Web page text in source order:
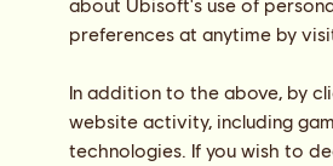
preferences at anytime by
In addition to the above, by
website activity, including
technologies. If you wish to